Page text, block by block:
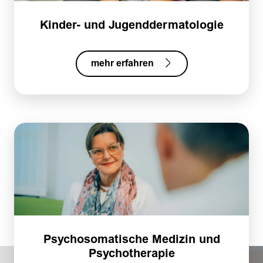
Kinder- und Jugenddermatologie
mehr erfahren
Psy­cho­so­ma­ti­sche Me­di­zin und
Psy­cho­the­ra­pie